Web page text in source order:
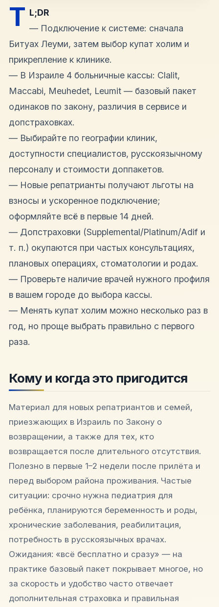
T L;DR
— Подключение к системе: сначала
Битуах Леуми, затем выбор купат холим и
прикрепление к клинике.
— В Израиле 4 больничные кассы: Clalit,
Maccabi, Meuhedet, Leumit — базовый пакет
одинаков по закону, различия в сервисе и
допстраховках.
— Выбирайте по географии клиник,
доступности специалистов, русскоязычному
персоналу и стоимости доппакетов.
— Новые репатрианты получают льготы на
взносы и ускоренное подключение;
оформляйте всё в первые 14 дней.
— Допстраховки (Supplemental/Platinum/Adif и
т. п.) окупаются при частых консультациях,
плановых операциях, стоматологии и родах.
— Проверьте наличие врачей нужного профиля
в вашем городе до выбора кассы.
— Менять купат холим можно несколько раз в
год, но проще выбрать правильно с первого
раза.
Кому и когда это пригодится
Материал для новых репатриантов и семей,
приезжающих в Израиль по Закону о
возвращении, а также для тех, кто
возвращается после длительного отсутствия.
Полезно в первые 1–2 недели после прилёта и
перед выбором района проживания. Частые
ситуации: срочно нужна педиатрия для
ребёнка, планируются беременность и роды,
хронические заболевания, реабилитация,
потребность в русскоязычных врачах.
Ожидания: «всё бесплатно и сразу» — на
практике базовый пакет покрывает многое, но
за скорость и удобство часто отвечает
дополнительная страховка и правильная